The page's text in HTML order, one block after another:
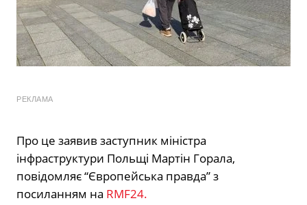
РЕКЛАМА
Про це заявив заступник міністра
інфраструктури Польщі Мартін Горала,
повідомляє “Європейська правда” з
посиланням на RMF24.